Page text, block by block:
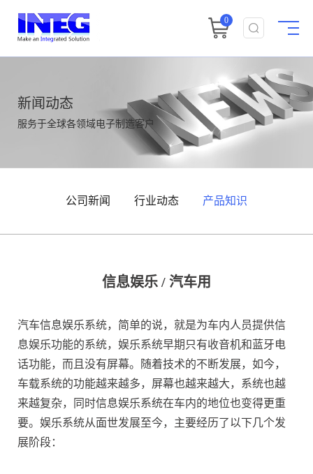
0
新闻动态
服务于全球各领域电子制造客户
公司新闻 行业动态 产品知识
信息娱乐 / 汽车用
汽车信息娱乐系统，简单的说，就是为车内人员提供信
息娱乐功能的系统，娱乐系统早期只有收音机和蓝牙电
话功能，而且没有屏幕。随着技术的不断发展，如今，
车载系统的功能越来越多，屏幕也越来越大，系统也越
来越复杂，同时信息娱乐系统在车内的地位也变得更重
要。娱乐系统从面世发展至今，主要经历了以下几个发
展阶段：